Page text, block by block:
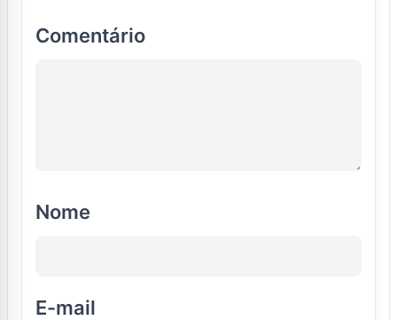
Comentário
Nome
E-mail